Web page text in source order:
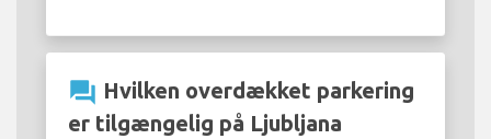
question_answer Hvilken overdækket parkering
er tilgængelig på Ljubljana